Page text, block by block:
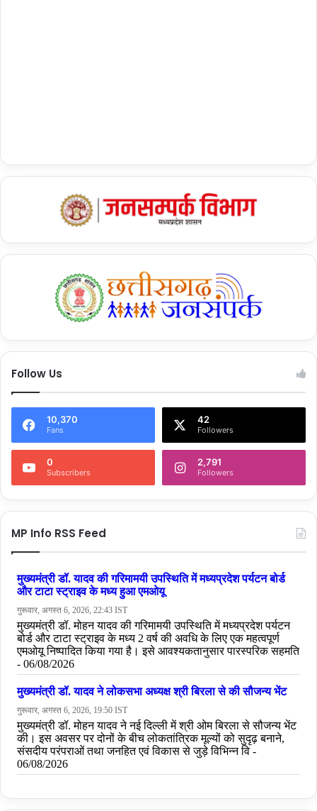
Follow Us
10,370
Fans
42
Followers
0
Subscribers
2,791
Followers
MP Info RSS Feed